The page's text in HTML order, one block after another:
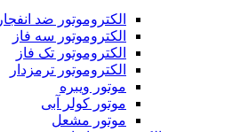
الکتروموتور ضد انفجار
الکتروموتور سه فاز
الکتروموتور تک فاز
الکتروموتور ترمزدار
موتور ویبره
موتور کولر آبی
موتور مشعل